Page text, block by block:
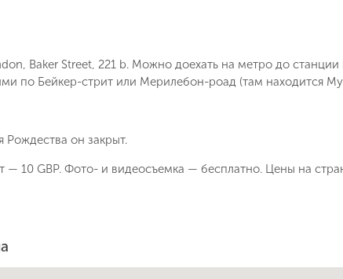
Baker Street, 221 b. Можно доехать на метро до станции
по Бейкер-стрит или Мерилебон-роад (там находится
Рождества он закрыт.
— 10 GBP. Фото- и видеосъемка — бесплатно. Цены на